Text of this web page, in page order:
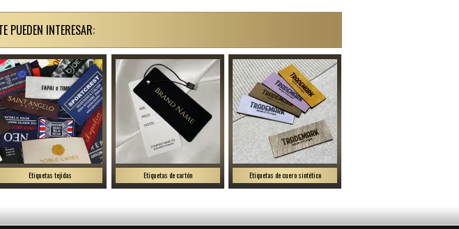
PUEDEN INTERESAR:
Etiquetas tejidas Etiquetas de cartón Etiquetas de cuero sintético